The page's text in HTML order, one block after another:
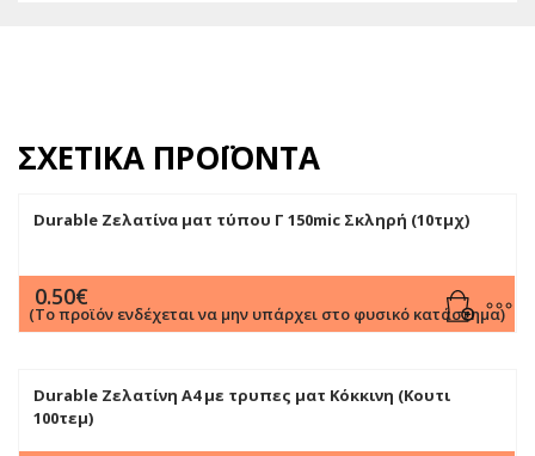
ΣΧΕΤΙΚΆ ΠΡΟΪΌΝΤΑ
Durable Ζελατίνα ματ τύπου Γ 150mic Σκληρή (10τμχ)
0.50€
(Το προϊόν ενδέχεται να μην υπάρχει στο φυσικό κατάστημα)
Durable Ζελατίνη Α4 με τρυπες ματ Κόκκινη (Κουτι
100τεμ)